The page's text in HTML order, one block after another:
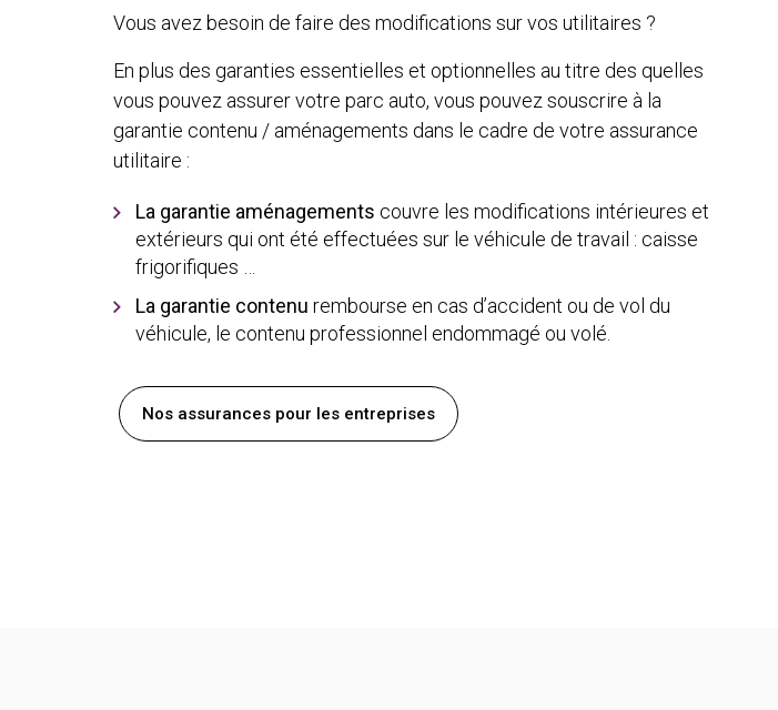
Vous avez besoin de faire des modifications sur vos utilitaires ?
En plus des garanties essentielles et optionnelles au titre des quelles
vous pouvez assurer votre parc auto, vous pouvez souscrire à la
garantie contenu / aménagements dans le cadre de votre assurance
utilitaire :
La garantie aménagements couvre les modifications intérieures et
extérieurs qui ont été effectuées sur le véhicule de travail : caisse
frigorifiques …
La garantie contenu rembourse en cas d’accident ou de vol du
véhicule, le contenu professionnel endommagé ou volé.
Nos assurances pour les entreprises